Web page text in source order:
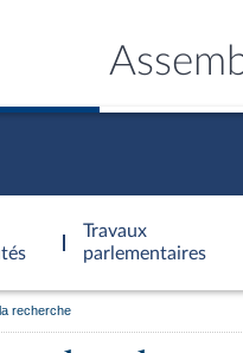
Travaux
parlementaires
recherche